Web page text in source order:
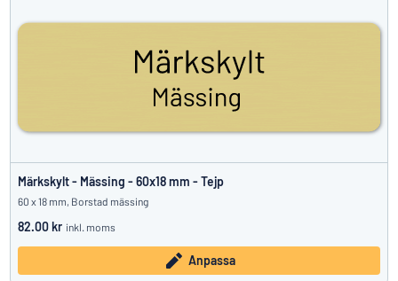
Märkskylt - Mässing - 60x18 mm - Tejp
60 x 18 mm, Borstad mässing
82.00 kr inkl. moms
Anpassa